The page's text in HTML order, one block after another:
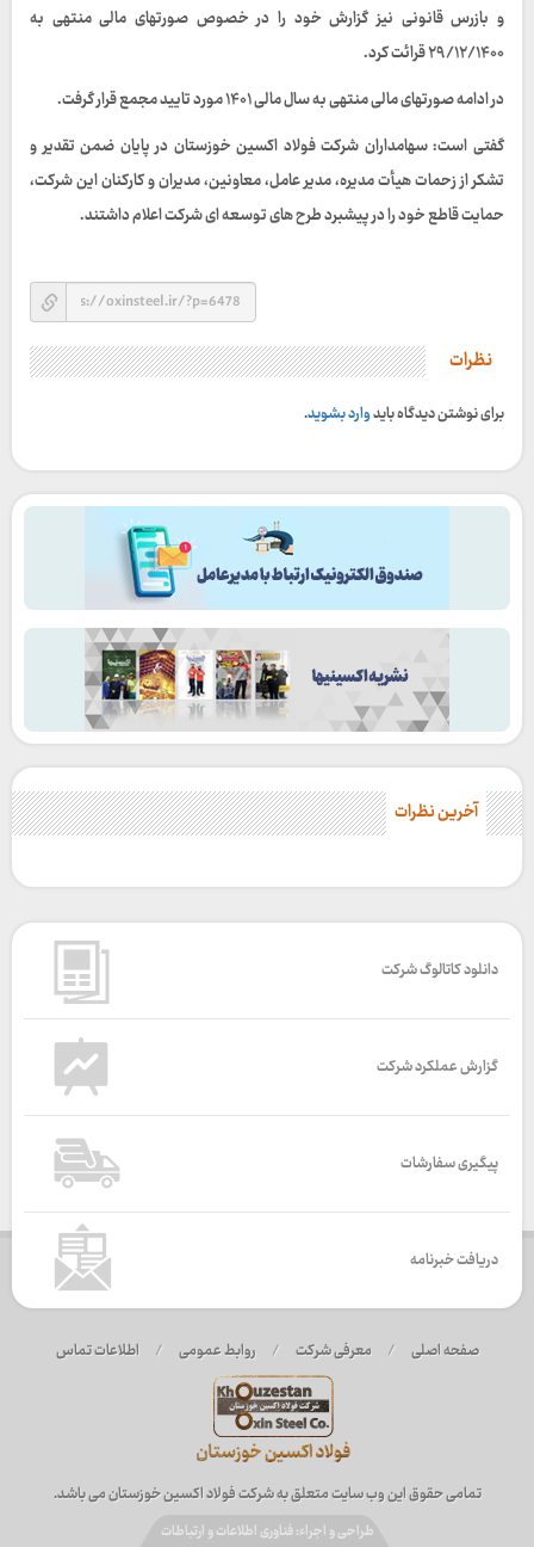
و بازرس قانونی نیز گزارش خود را در خصوص صورتهای مالی منتهی به
۲۹/۱۲/۱۴۰۰ قرائت کرد.
در ادامه صورتهای مالی منتهی به سال مالی ۱۴۰۱ مورد تایید مجمع قرار گرفت.
گفتی است: سهامداران شرکت فولاد اکسین خوزستان در پایان ضمن تقدیر و
تشکر از زحمات هیأت مدیره، مدیر عامل، معاونین، مدیران و کارکنان این شرکت،
حمایت قاطع خود را در پیشبرد طرح های توسعه ای شرکت اعلام داشتند.
نظرات
برای نوشتن دیدگاه بایدوارد بشوید.
آخرین نظرات
دانلود کاتالوگ شرکت
گزارش عملکرد شرکت
پیگیری سفارشات
دریافت خبرنامه
صفحه اصلی / معرفی شرکت / روابط عمومی / اطلاعات تماس
تمامی حقوق این وب سایت متعلق به شرکت فولاد اکسین خوزستان می باشد.
طراحی و اجراء: فناوری اطلاعات و ارتباطات